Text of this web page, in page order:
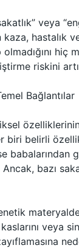
veya
kaza, hastalık
hiç
riskini
Bağlantılar
özelliklerinin
biri belirli
babalarından
bazı
kaslarını